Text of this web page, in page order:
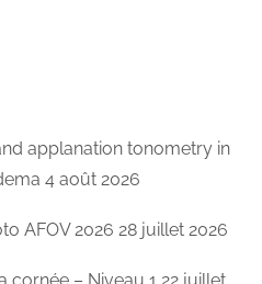
applanation tonometry in
4 août 2026
AFOV 2026 28 juillet 2026